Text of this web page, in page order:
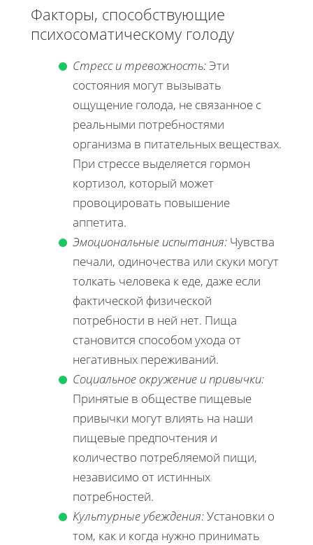
Факторы, способствующие
психосоматическому голоду
Стресс и тревожность:Эти
состояния могут вызывать
ощущение голода, не связанное с
реальными потребностями
организма в питательных веществах.
При стрессе выделяется гормон
кортизол, который может
провоцировать повышение
аппетита.
Эмоциональные испытания: Чувства
печали, одиночества или скуки могут
толкать человека к еде, даже если
фактической физической
потребности в ней нет. Пища
становится способом ухода от
негативных переживаний.
Социальное окружение и привычки:
Принятые в обществе пищевые
привычки могут влиять на наши
пищевые предпочтения и
количество потребляемой пищи,
независимо от истинных
потребностей.
Культурные убеждения:Установки о
том, как и когда нужно принимать